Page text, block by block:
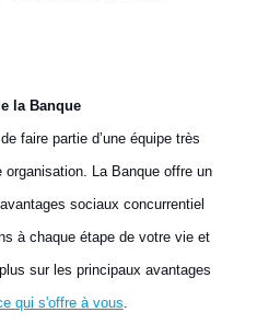
la Banque
faire partie d’une équipe très
organisation. La Banque offre un
sociaux concurrentiel
à chaque étape de votre vie et
sur les principaux avantages
qui s'offre à vous.